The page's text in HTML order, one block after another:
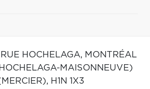
HOCHELAGA, MONTRÉAL
MAISONNEUVE)
H1N 1X3